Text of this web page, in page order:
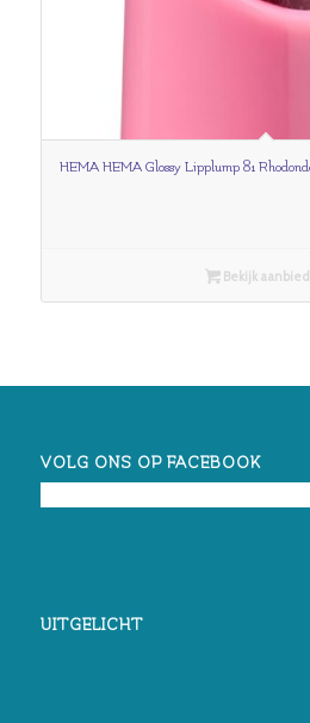
HEMA HEMA Glossy Lipplump 81
Bekijk
VOLG ONS OP FACEBOOK
UITGELICHT